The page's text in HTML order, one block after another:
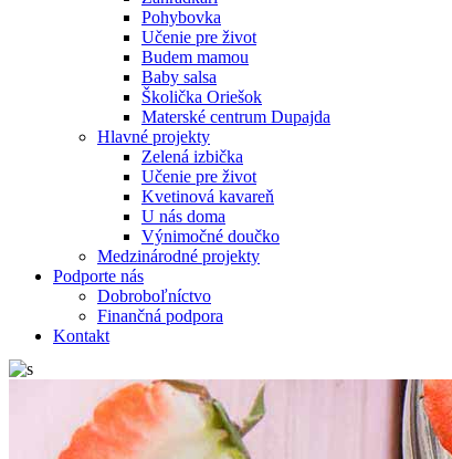
Pohybovka
Učenie pre život
Budem mamou
Baby salsa
Školička Oriešok
Materské centrum Dupajda
Hlavné projekty
Zelená izbička
Učenie pre život
Kvetinová kavareň
U nás doma
Výnimočné doučko
Medzinárodné projekty
Podporte nás
Dobroboľníctvo
Finančná podpora
Kontakt